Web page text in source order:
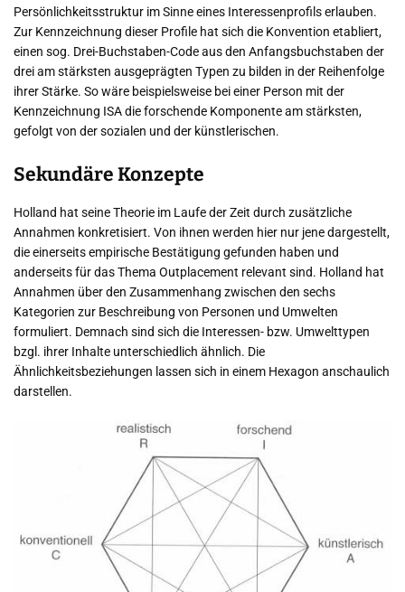
Persönlichkeitsstruktur im Sinne eines Interessenprofils erlauben.
Zur Kennzeichnung dieser Profile hat sich die Konvention etabliert,
einen sog. Drei-Buchstaben-Code aus den Anfangsbuchstaben der
drei am stärksten ausgeprägten Typen zu bilden in der Reihenfolge
ihrer Stärke. So wäre beispielsweise bei einer Person mit der
Kennzeichnung ISA die forschende Komponente am stärksten,
gefolgt von der sozialen und der künstlerischen.
Sekundäre Konzepte
Holland hat seine Theorie im Laufe der Zeit durch zusätzliche
Annahmen konkretisiert. Von ihnen werden hier nur jene dargestellt,
die einerseits empirische Bestätigung gefunden haben und
anderseits für das Thema Outplacement relevant sind. Holland hat
Annahmen über den Zusammenhang zwischen den sechs
Kategorien zur Beschreibung von Personen und Umwelten
formuliert. Demnach sind sich die Interessen- bzw. Umwelttypen
bzgl. ihrer Inhalte unterschiedlich ähnlich. Die
Ähnlichkeitsbeziehungen lassen sich in einem Hexagon anschaulich
darstellen.